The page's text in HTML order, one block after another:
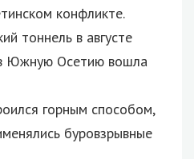
конфликте.
тоннель в августе
Южную Осетию вошла
горным способом,
буровзрывные